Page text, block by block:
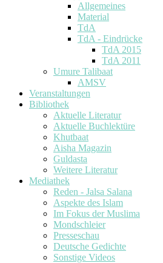
Allgemeines
Material
TdA
TdA - Eindrücke
TdA 2015
TdA 2011
Umure Talibaat
AMSV
Veranstaltungen
Bibliothek
Aktuelle Literatur
Aktuelle Buchlektüre
Khutbaat
Aisha Magazin
Guldasta
Weitere Literatur
Mediathek
Reden - Jalsa Salana
Aspekte des Islam
Im Fokus der Muslima
Mondschleier
Presseschau
Deutsche Gedichte
Sonstige Videos